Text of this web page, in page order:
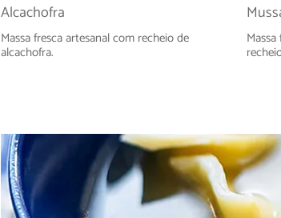
Alcachofra
Massa fresca artesanal com recheio de
alcachofra.